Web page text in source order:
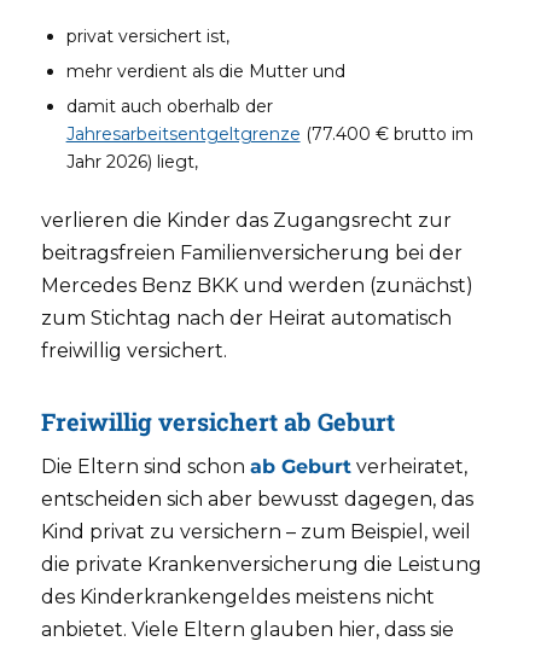
privat versichert ist,
mehr verdient als die Mutter und
damit auch oberhalb der
Jahresarbeitsentgeltgrenze (77.400 € brutto im
Jahr 2026) liegt,
verlieren die Kinder das Zugangsrecht zur
beitragsfreien Familienversicherung bei der
Mercedes Benz BKK und werden (zunächst)
zum Stichtag nach der Heirat automatisch
freiwillig versichert.
Freiwillig versichert ab Geburt
Die Eltern sind schon ab Geburtverheiratet,
entscheiden sich aber bewusst dagegen, das
Kind privat zu versichern – zum Beispiel, weil
die private Krankenversicherung die Leistung
des Kinderkrankengeldes meistens nicht
anbietet. Viele Eltern glauben hier, dass sie